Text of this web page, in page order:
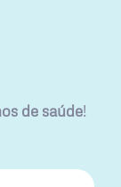
de saúde!